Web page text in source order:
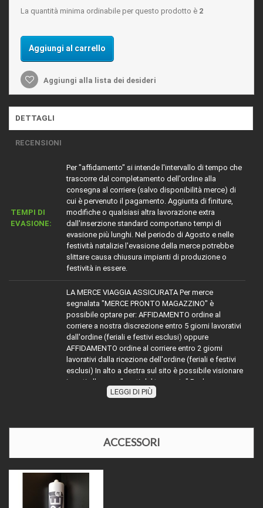
La quantità minima ordinabile per questo prodotto è 2
Aggiungi al carrello
Aggiungi alla lista dei desideri
DETTAGLI
RECENSIONI
TEMPI DI
EVASIONE:
Per "affidamento" si intende l'intervallo di tempo che
trascorre dal completamento dell'ordine alla
consegna al corriere (salvo disponibilità merce) di
cui è pervenuto il pagamento. Aggiunta di finiture,
modifiche o qualsiasi altra lavorazione extra
dall'inserzione standard comportano tempi di
evasione più lunghi. Nel periodo di Agosto e nelle
festività natalizie l'evasione della merce potrebbe
slittare causa chiusura impianti di produzione o
festività in essere.
LA MERCE VIAGGIA ASSICURATA Per merce
segnalata "MERCE PRONTO MAGAZZINO" è
possibile optare per: AFFIDAMENTO ordine al
corriere a nostra discrezione entro 5 giorni lavorativi
dall'ordine (feriali e festivi esclusi) oppure
AFFIDAMENTO ordine al corriere entro 2 giorni
lavorativi dalla ricezione dell'ordine (feriali e festivi
esclusi) In alto a destra sul sito è possibile visionare
i costi alla voce "costi del trasporto" Per la merce
con diciture diverse da MERCE PRONTO
evaso 2 giorni lavorativi) ai tempi dell'affidamento al
corriere richiesto, oppure contattarci
telefonicamente o via mail per disponibilità e relativi
tempi di affidamento al corriere. Nel periodo di
Agosto e nelle festività natalizie l'affidamento della
merce ai corrieri potrebbe slittare causa chiusura
LEGGI DI PIÙ
ACCESSORI